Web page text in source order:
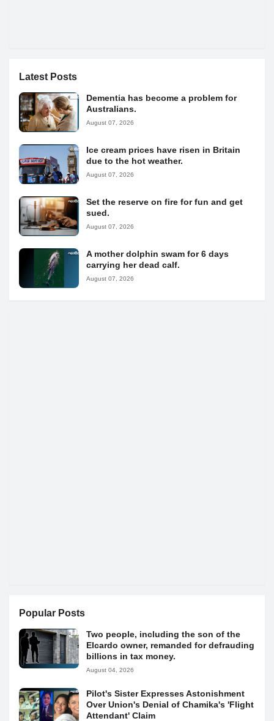
Latest Posts
Dementia has become a problem for
Australians.
August 07, 2026
Ice cream prices have risen in Britain
due to the hot weather.
August 07, 2026
Set the reserve on fire for fun and get
sued.
August 07, 2026
A mother dolphin swam for 6 days
carrying her dead calf.
August 07, 2026
Popular Posts
Two people, including the son of the
Elcardo owner, remanded for defrauding
billions in tax money.
August 04, 2026
Pilot's Sister Expresses Astonishment
Over Union's Denial of Chamika's 'Flight
Attendant' Claim